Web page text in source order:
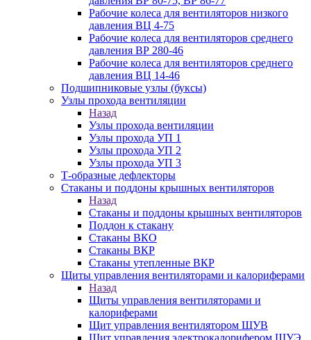
Рабочие колеса для вентиляторов низкого
давления ВЦ 4-75
Рабочие колеса для вентиляторов среднего
давления ВР 280-46
Рабочие колеса для вентиляторов среднего
давления ВЦ 14-46
Подшипниковые узлы (буксы)
Узлы прохода вентиляции
Назад
Узлы прохода вентиляции
Узлы прохода УП 1
Узлы прохода УП 2
Узлы прохода УП 3
Т-образные дефлекторы
Стаканы и поддоны крышных вентиляторов
Назад
Стаканы и поддоны крышных вентиляторов
Поддон к стакану
Стаканы ВКО
Стаканы ВКР
Стаканы утепленные ВКР
Щиты управления вентиляторами и калориферами
Назад
Щиты управления вентиляторами и
калориферами
Щит управления вентилятором ЩУВ
Щит управления электрокалорифером ЩУЭ